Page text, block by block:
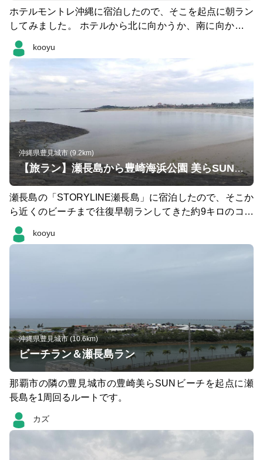
ホテルモントレ沖縄に宿泊したので、そこを起点に朝ラン
してみました。 ホテルから北に向かうか、南に向かうか
悩みましたが、AIに相談したところ南は起伏が激しいし、
海沿いなら北向きだよとアドバイスを受けて北向きに。
ただ、実際は北向きも相当アップダウンが激しい上に海は
ほぼ一切見えず、途中にトイレも一箇所もなく、なかなか
厳しいコースです笑 南向きなら少し先にある道の駅にト
イレもありますし、そのあたりは海沿いなので南向きの方
が良かったかなと思っています。
kooyu
沖縄県豊見城市 (9.2km)
【旅ラン】瀬長島から豊崎海浜公園 美らSUNビーチまで往復
瀬長島の「STORYLINE瀬長島」に宿泊したので、そこか
ら近くのビーチまで往復早朝ランしてきた約9キロのコー
スです。 コースは終始海沿いを走るコースでとても気持
ちが良く、上空を那覇空港の離発着飛行機がどんどん通過
ていますが、ここまで楽しく走れるコースはなかなかない
かもくらいで、このコースを走るためだけにまた沖縄に行
ってもいいくらいに思っています。
kooyu
沖縄県豊見城市 (10.6km)
ビーチラン＆瀬長島ラン
那覇市の隣の豊見城市の豊崎美らSUNビーチを起点に瀬
長島を1周回るルートです。
カズ